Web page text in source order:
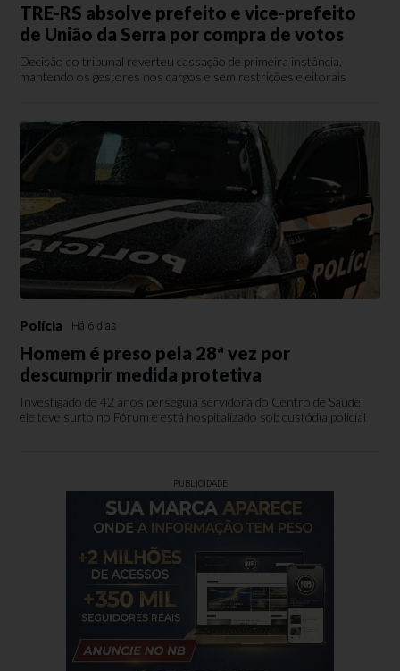
TRE-RS absolve prefeito e vice-prefeito
de União da Serra por compra de votos
Decisão do tribunal reverteu cassação de primeira instância,
mantendo os gestores nos cargos e sem restrições eleitorais
Polícia Há 6 dias
Homem é preso pela 28ª vez por
descumprir medida protetiva
Investigado de 42 anos perseguia servidora do Centro de Saúde;
ele teve surto no Fórum e está hospitalizado sob custódia policial
PUBLICIDADE